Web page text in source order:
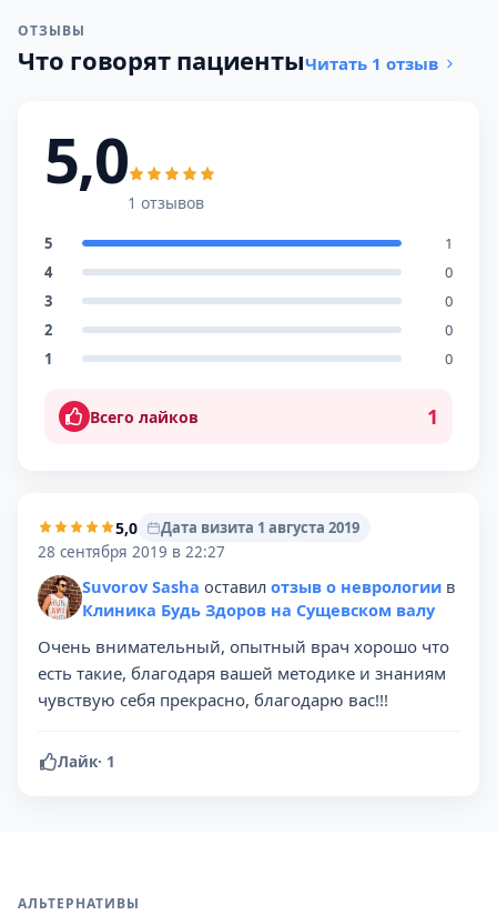
ОТЗЫВЫ
Что говорят пациентыЧитать 1 отзыв
5,0
1 отзывов
5
1
4
0
3
0
2
0
1
0
Всего лайков 1
5,0
Дата визита 1 августа 2019
28 сентября 2019 в 22:27
Suvorov Sasha оставил отзыв о неврологии в
Клиника Будь Здоров на Сущевском валу
Очень внимательный, опытный врач хорошо что
есть такие, благодаря вашей методике и знаниям
чувствую себя прекрасно, благодарю вас!!!
Лайк· 1
АЛЬТЕРНАТИВЫ